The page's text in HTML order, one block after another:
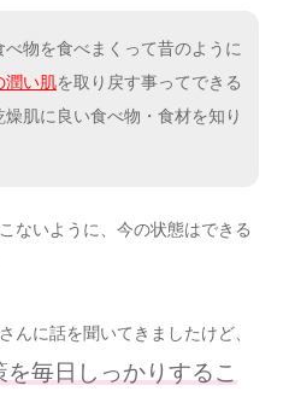
べ物を食べまくって昔のように
潤い肌を取り戻す事ってできる
燥肌に良い食べ物・食材を知り
ないように、今の状態はできる
んに話を聞いてきましたけど、
毎日しっかりするこ